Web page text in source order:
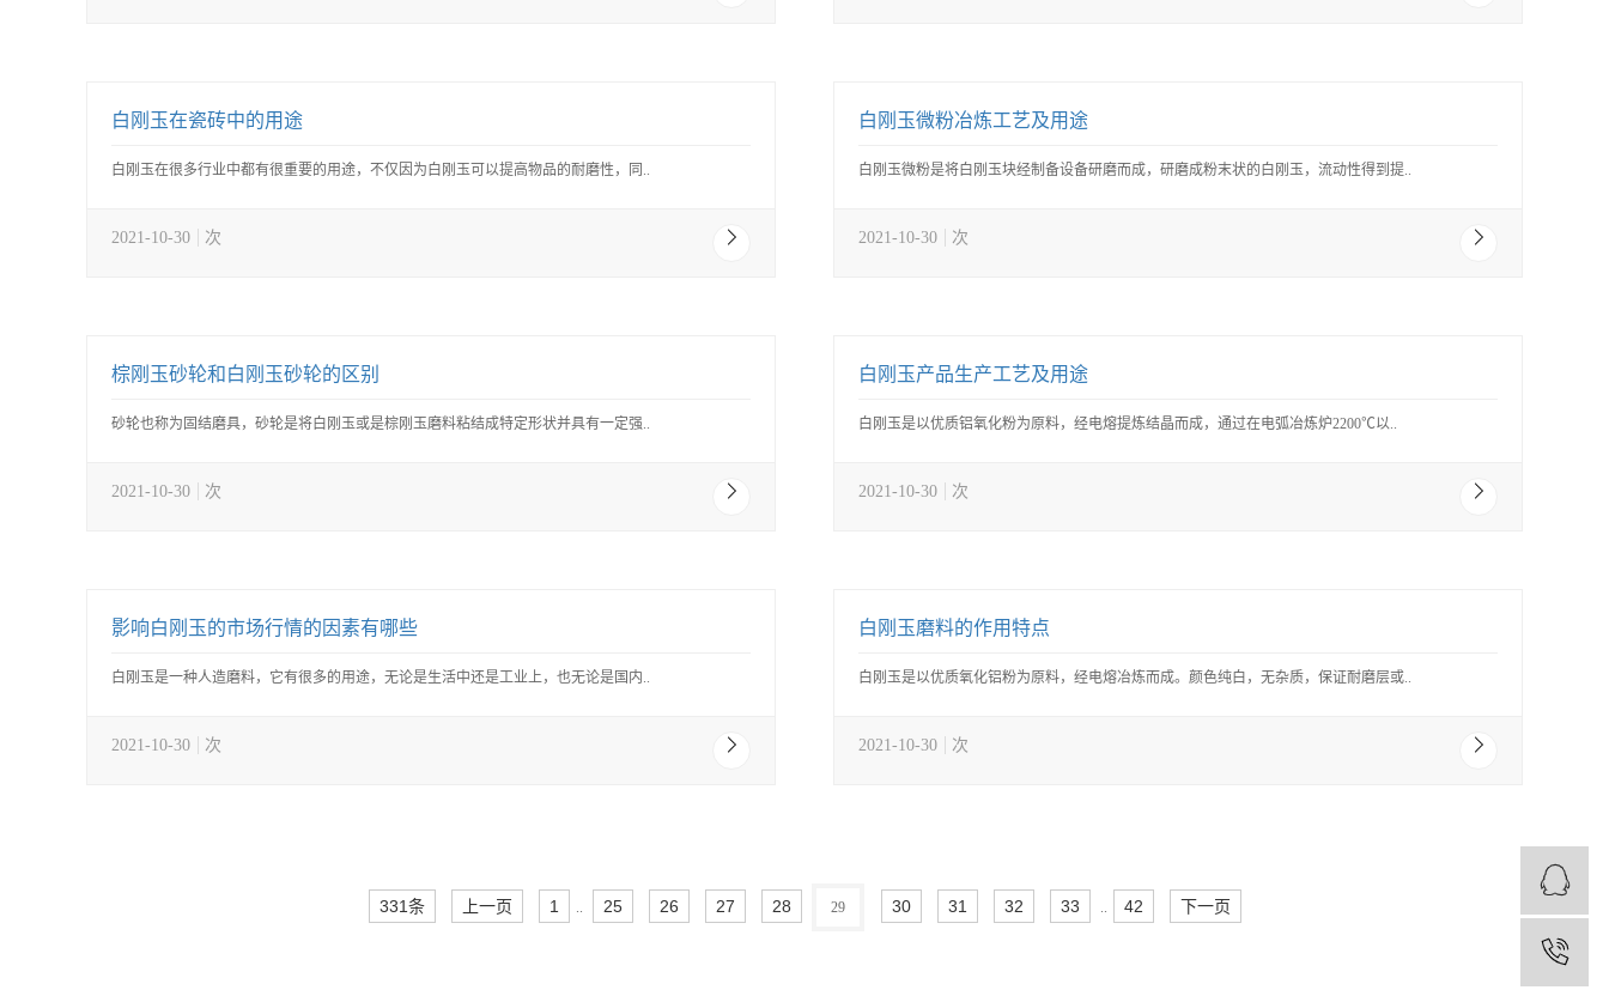
白刚玉在瓷砖中的用途
白刚玉在很多行业中都有很重要的用途，不仅因为白刚玉可以提高物品的耐磨性，同..
2021-10-30 次
白刚玉微粉冶炼工艺及用途
白刚玉微粉是将白刚玉块经制备设备研磨而成，研磨成粉末状的白刚玉，流动性得到提..
2021-10-30 次
棕刚玉砂轮和白刚玉砂轮的区别
砂轮也称为固结磨具，砂轮是将白刚玉或是棕刚玉磨料粘结成特定形状并具有一定强..
2021-10-30 次
白刚玉产品生产工艺及用途
白刚玉是以优质铝氧化粉为原料，经电熔提炼结晶而成，通过在电弧冶炼炉2200℃以..
2021-10-30 次
影响白刚玉的市场行情的因素有哪些
白刚玉是一种人造磨料，它有很多的用途，无论是生活中还是工业上，也无论是国内..
2021-10-30 次
白刚玉磨料的作用特点
白刚玉是以优质氧化铝粉为原料，经电熔冶炼而成。颜色纯白，无杂质，保证耐磨层或..
2021-10-30 次
331条 上一页 1 .. 25 26 27 28 29 30 31 32 33 .. 42 下一页